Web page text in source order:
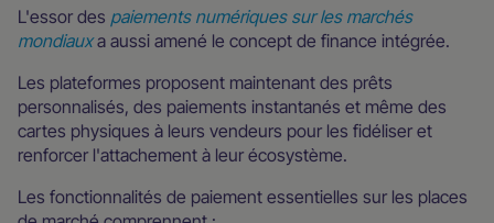
L'essor des paiements numériques sur les marchés
mondiauxa aussi amené le concept de finance intégrée.
Les plateformes proposent maintenant des prêts
personnalisés, des paiements instantanés et même des
cartes physiques à leurs vendeurs pour les fidéliser et
renforcer l'attachement à leur écosystème.
Les fonctionnalités de paiement essentielles sur les places